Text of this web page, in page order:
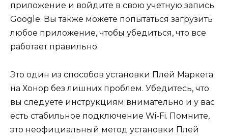
приложение и войдите в свою учетную запись
Google. Вы также можете попытаться загрузить
любое приложение, чтобы убедиться, что все
работает правильно.
Это один из способов установки Плей Маркета
на Хонор без лишних проблем. Убедитесь, что
вы следуете инструкциям внимательно и у вас
есть стабильное подключение Wi-Fi. Помните,
это неофициальный метод установки Плей